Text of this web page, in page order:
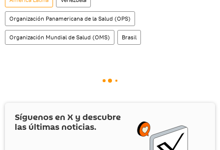
Organización Panamericana de la Salud (OPS)
Organización Mundial de Salud (OMS) Brasil
Síguenos en X y descubre
las últimas noticias.